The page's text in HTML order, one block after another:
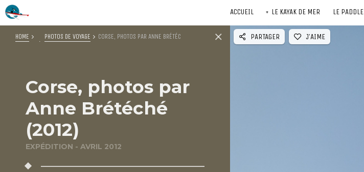
ACCUEIL LE KAYAK DE MER LE PADDLE
HOME PHOTOS DE VOYAGE CORSE, PHOTOS PAR ANNE BRÉTÉCHÉ (2012)
Corse, photos par
Anne Brétéché
(2012)
EXPÉDITION - AVRIL 2012
PARTAGER J'AIME